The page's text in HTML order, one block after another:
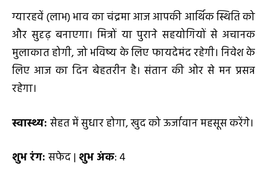
ग्यारहवें (लाभ) भाव का चंद्रमा आज आपकी आर्थिक स्थिति को
और सुदृढ़ बनाएगा। मित्रों या पुराने सहयोगियों से अचानक
मुलाकात होगी, जो भविष्य के लिए फायदेमंद रहेगी। निवेश के
लिए आज का दिन बेहतरीन है। संतान की ओर से मन प्रसन्न
रहेगा।
स्वास्थ्य: सेहत में सुधार होगा, खुद को ऊर्जावान महसूस करेंगे।
शुभ रंग: सफेद | शुभ अंक: 4